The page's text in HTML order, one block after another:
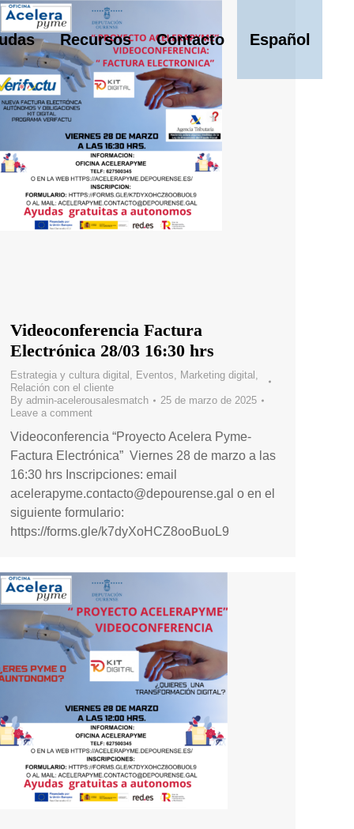
Recursos Contacto Español
Videoconferencia Factura
Electrónica 28/03 16:30 hrs
Estrategia y cultura digital Eventos Marketing digital
Relación con el cliente
By admin-acelerousalesmatch
25 de marzo de 2025
Leave a comment
Videoconferencia “Proyecto Acelera Pyme-
Factura Electrónica” Viernes 28 de marzo a las
16:30 hrs Inscripciones: email
acelerapyme.contacto@depourense.gal o en el
siguiente formulario:
https://forms.gle/k7dyXoHCZ8ooBuoL9